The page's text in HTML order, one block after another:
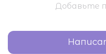
Добавьте